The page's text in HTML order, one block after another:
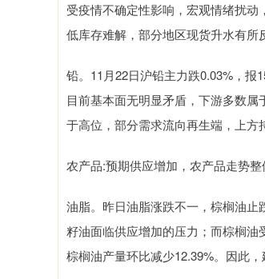
受疫情不确定性影响，宏观情绪扰
低库存难解，部分地区现货升水有所
铅。11月22日沪铅主力跌0.03%，报
目前基本面无明显矛盾，下游多数
于高位，部分需求流向再生端，上方
农产品:预期供应增加，农产品走势整
油脂。昨日油脂涨跌不一，棕榈油
籽油面临供应增加的压力；而棕榈
棕榈油产量环比减少12.39%。因此